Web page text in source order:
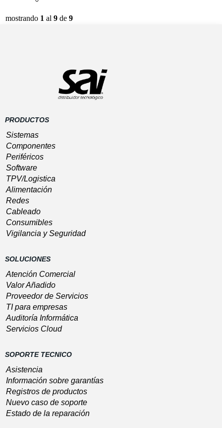
mostrando 1 al 9 de 9
PRODUCTOS
Sistemas
Componentes
Periféricos
Software
TPV/Logistica
Alimentación
Redes
Cableado
Consumibles
Vigilancia y Seguridad
SOLUCIONES
Atención Comercial
Valor Añadido
Proveedor de Servicios
TI para empresas
Auditoría Informática
Servicios Cloud
SOPORTE TECNICO
Asistencia
Información sobre garantías
Registros de productos
Nuevo caso de soporte
Estado de la reparación